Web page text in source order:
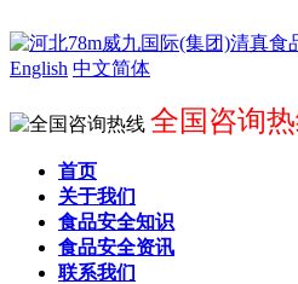
English 中文简体
全国咨询热
首页
关于我们
食品安全知识
食品安全资讯
联系我们